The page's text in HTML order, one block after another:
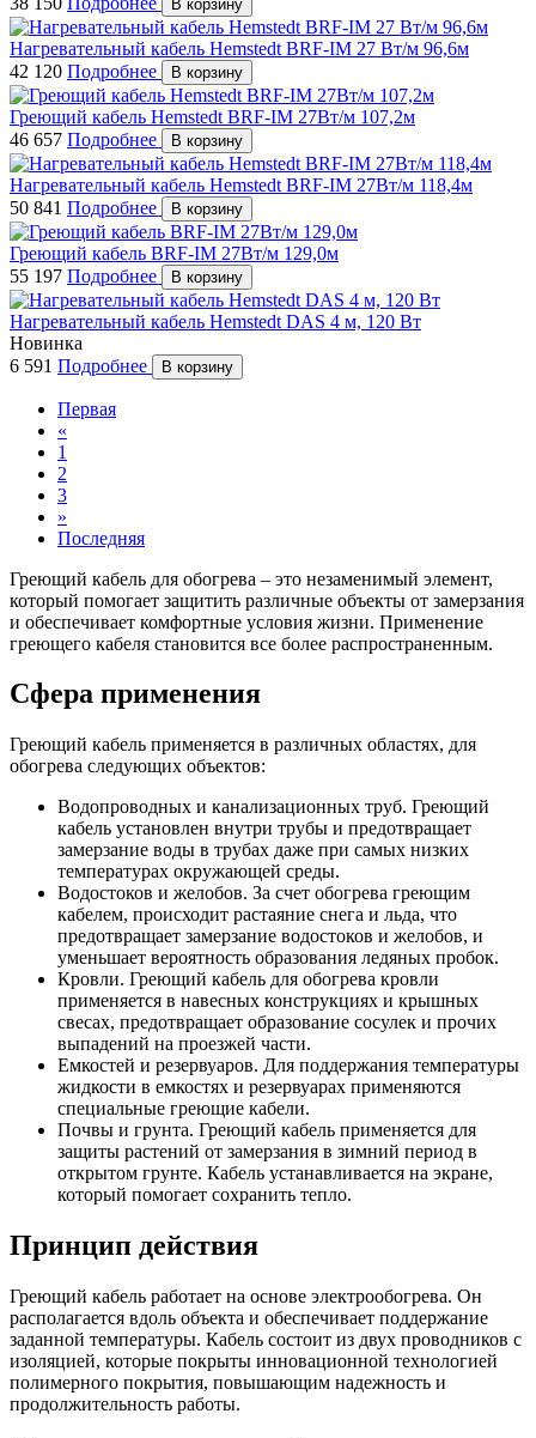
В корзину
Нагревательный кабель Hemstedt BRF-IM 27 Вт/м 96,6м
42 120 Подробнее В корзину
Греющий кабель Hemstedt BRF-IM 27Вт/м 107,2м
46 657 Подробнее В корзину
Нагревательный кабель Hemstedt BRF-IM 27Вт/м 118,4м
50 841 Подробнее В корзину
Греющий кабель BRF-IM 27Вт/м 129,0м
55 197 Подробнее В корзину
Нагревательный кабель Hemstedt DAS 4 м, 120 Вт
Новинка
6 591 Подробнее В корзину
Первая
«
1
2
3
»
Последняя
Греющий кабель для обогрева – это незаменимый элемент,
который помогает защитить различные объекты от замерзания
и обеспечивает комфортные условия жизни. Применение
греющего кабеля становится все более распространенным.
Сфера применения
Греющий кабель применяется в различных областях, для
обогрева следующих объектов:
Водопроводных и канализационных труб. Греющий
кабель установлен внутри трубы и предотвращает
замерзание воды в трубах даже при самых низких
температурах окружающей среды.
Водостоков и желобов. За счет обогрева греющим
кабелем, происходит растаяние снега и льда, что
предотвращает замерзание водостоков и желобов, и
уменьшает вероятность образования ледяных пробок.
Кровли. Греющий кабель для обогрева кровли
применяется в навесных конструкциях и крышных
свесах, предотвращает образование сосулек и прочих
выпадений на проезжей части.
Емкостей и резервуаров. Для поддержания температуры
жидкости в емкостях и резервуарах применяются
специальные греющие кабели.
Почвы и грунта. Греющий кабель применяется для
защиты растений от замерзания в зимний период в
открытом грунте. Кабель устанавливается на экране,
который помогает сохранить тепло.
Принцип действия
Греющий кабель работает на основе электрообогрева. Он
располагается вдоль объекта и обеспечивает поддержание
заданной температуры. Кабель состоит из двух проводников с
изоляцией, которые покрыты инновационной технологией
полимерного покрытия, повышающим надежность и
продолжительность работы.